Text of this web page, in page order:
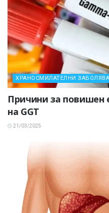
ХРАНОСМИЛАТЕЛНИ
Причини за повишен
на GGT
21/03/2025